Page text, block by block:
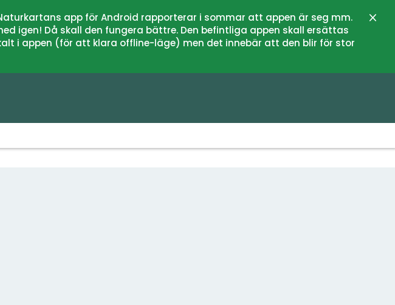
app för Android rapporterar i sommar att appen är seg mm.
igen! Då skall den fungera bättre. Den befintliga appen skall ersättas
i appen (för att klara offline-läge) men det innebär att den blir för stor